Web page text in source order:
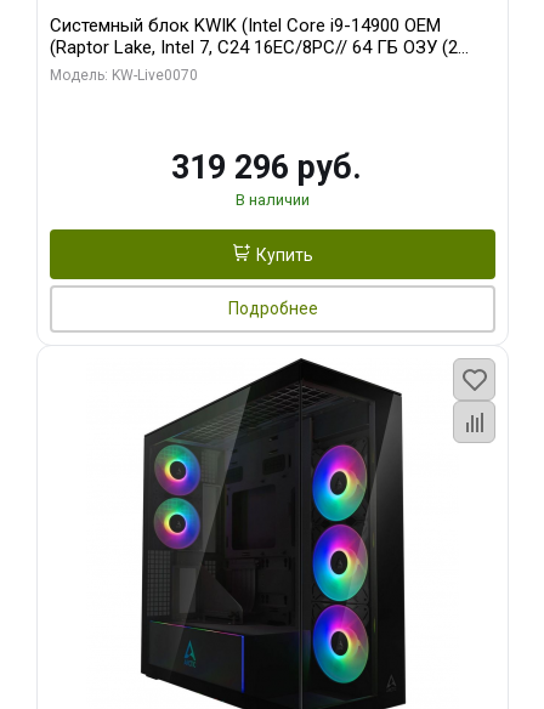
Системный блок KWIK (Intel Core i9-14900 OEM
(Raptor Lake, Intel 7, C24 16EC/8PC// 64 ГБ ОЗУ (2
модуля)/ Gigabyte RTX5080 XTREME WATERFORCE
Модель: KW-Live0070
319 296 руб.
В наличии
Купить
Подробнее